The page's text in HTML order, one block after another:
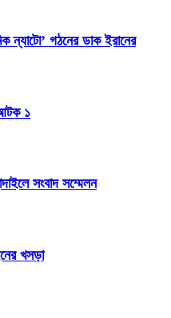
ন্যাটো’ গঠনের ডাক ইরানের
আটক ১
সংবাদ সম্মেলন
খসড়া